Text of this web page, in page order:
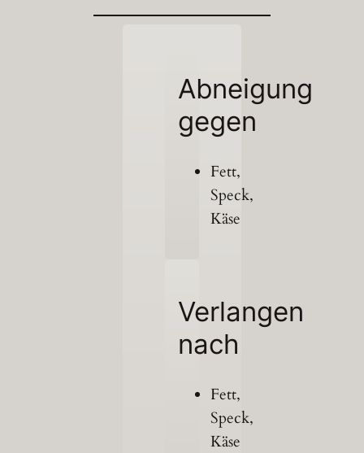
Abneigung
gegen
Fett,
Speck,
Käse
Verlangen
nach
Fett,
Speck,
Käse